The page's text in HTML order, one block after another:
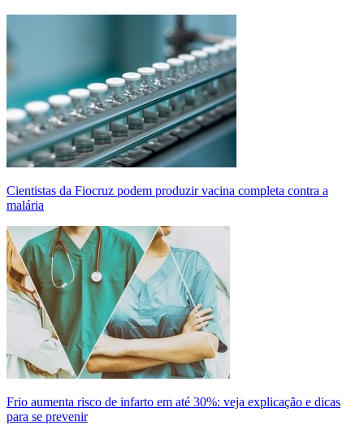
Cientistas da Fiocruz podem produzir vacina completa contra a
malária
Frio aumenta risco de infarto em até 30%: veja explicação e dicas
para se prevenir